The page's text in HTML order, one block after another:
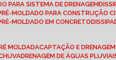
PARA SISTEMA DE DRENAGEM
PRÉ-MOLDADO PARA CONSTRUÇÃO
MOLDADO EM CONCRETO
MOLDADA
CAPTAÇÃO E
DRENAGEM DE ÁGUAS